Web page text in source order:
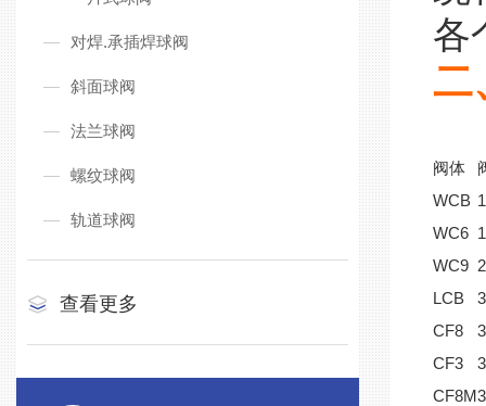
对焊.承插焊球阀
斜面球阀
法兰球阀
螺纹球阀
轨道球阀
查看更多
各
二
阀体
WCB
WC6
WC9
LCB
CF8
CF3
CF8M